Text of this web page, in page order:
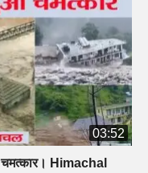
03:52
Himachal